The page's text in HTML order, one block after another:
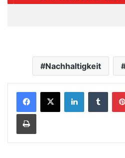
Nachhaltigkeit